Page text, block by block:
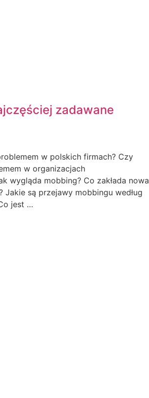
zadawane
w polskich firmach? Czy
w organizacjach
wygląda mobbing? Co zakłada nowa
Jakie są przejawy mobbingu według
jest …